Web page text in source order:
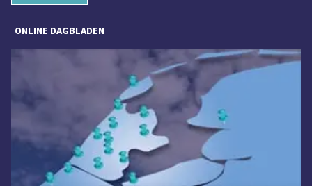
ONLINE DAGBLADEN